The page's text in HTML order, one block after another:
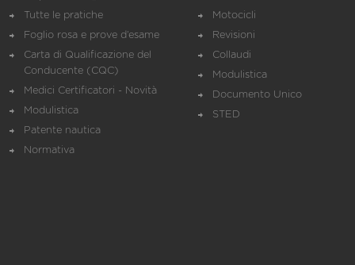
Tutte le pratiche
Foglio rosa e prove d’esame
Carta di Qualificazione del
Conducente (CQC)
Medici Certificatori - Novità
Modulistica
Patente nautica
Normativa
Motocicli
Revisioni
Collaudi
Modulistica
Documento Unico
STED